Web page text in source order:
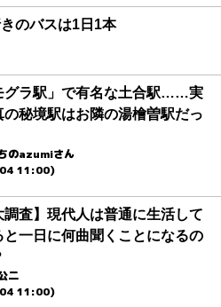
のバスは1日1本
グラ駅」で有名な土合駅……実
の秘境駅はお隣の湯檜曽駅だっ
のazumiさん
11:00)
調査】現代人は普通に生活して
と一日に何曲聞くことになるの
二
11:00)